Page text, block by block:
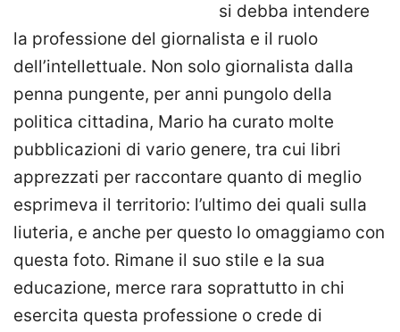
si debba intendere
la professione del giornalista e il ruolo
dell’intellettuale. Non solo giornalista dalla
penna pungente, per anni pungolo della
politica cittadina, Mario ha curato molte
pubblicazioni di vario genere, tra cui libri
apprezzati per raccontare quanto di meglio
esprimeva il territorio: l’ultimo dei quali sulla
liuteria, e anche per questo lo omaggiamo con
questa foto. Rimane il suo stile e la sua
educazione, merce rara soprattutto in chi
esercita questa professione o crede di